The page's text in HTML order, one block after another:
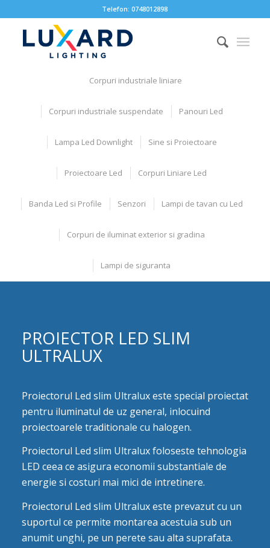
Telefon:0748012898
Corpuri industriale liniare
Corpuri industriale suspendate Panouri Led
Lampa Led Downlight Sine si Proiectoare
Proiectoare Led Corpuri Liniare Led
Banda Led si Profile Senzori Lampi de tavan cu Led
Corpuri de iluminat exterior si gradina
Lampi de siguranta
PROIECTOR LED SLIM
ULTRALUX
Proiectorul Led slim Ultralux este special proiectat
pentru iluminatul de uz general, inlocuind
proiectoarele traditionale cu halogen.
Proiectorul Led slim Ultralux foloseste tehnologia
LED ceea ce asigura economii substantiale de
energie si costuri mai mici de intretinere.
Proiectorul Led slim Ultralux este prevazut cu un
suportul ce permite montarea acestuia sub un
anumit unghi, pe un perete sau alta suprafata.